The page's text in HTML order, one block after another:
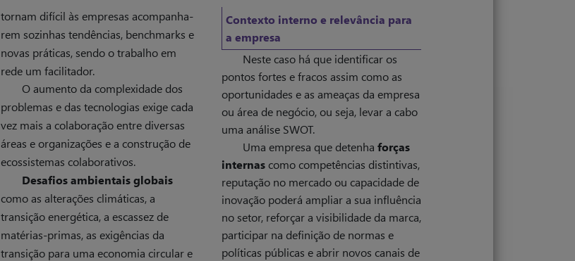
tornam difícil às empresas acompanha­
rem sozinhas tendências, benchmarks e
novas práticas, sendo o trabalho em
rede um facilitador.
O aumento da complexidade dos
problemas e das tecnologias exige cada
vez mais a colaboração entre diversas
áreas e organizações e a construção de
ecossistemas colaborativos.
Desafios ambientais globais
como as alterações climáticas, a
transição energética, a escassez de
matérias-primas, as exigências da
transição para uma economia circular e
Contexto interno e relevância para
a empresa
Neste caso há que identificar os
pontos fortes e fracos assim como as
oportunidades e as ameaças da empresa
ou área de negócio, ou seja, levar a cabo
uma análise SWOT.
Uma empresa que detenhaforças
internascomo competências distintivas,
reputação no mercado ou capacidade de
inovação poderá ampliar a sua influência
no setor, reforçar a visibilidade da marca,
participar na definição de normas e
políticas públicas e abrir novos canais de